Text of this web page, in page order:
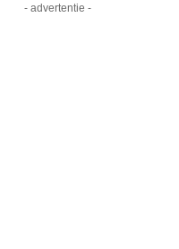
- advertentie -